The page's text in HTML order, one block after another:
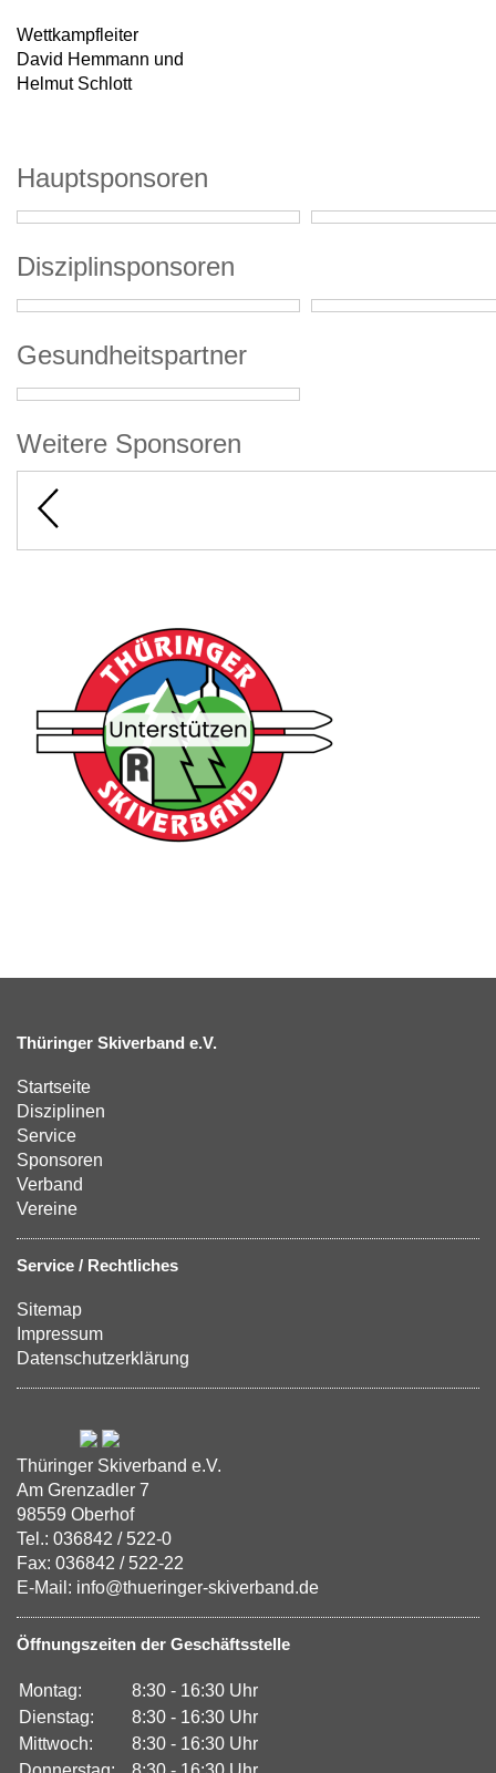
Wettkampfleiter
David Hemmann und
Helmut Schlott
Hauptsponsoren
Disziplinsponsoren
Gesundheitspartner
Weitere Sponsoren
Thüringer Skiverband e.V.
Startseite
Disziplinen
Service
Sponsoren
Verband
Vereine
Service / Rechtliches
Sitemap
Impressum
Datenschutzerklärung
Thüringer Skiverband e.V.
Am Grenzadler 7
98559 Oberhof
Tel.: 036842 / 522-0
Fax: 036842 / 522-22
E-Mail: info@thueringer-skiverband.de
Öffnungszeiten der Geschäftsstelle
Montag:
8:30 - 16:30 Uhr
Dienstag:
8:30 - 16:30 Uhr
Mittwoch:
8:30 - 16:30 Uhr